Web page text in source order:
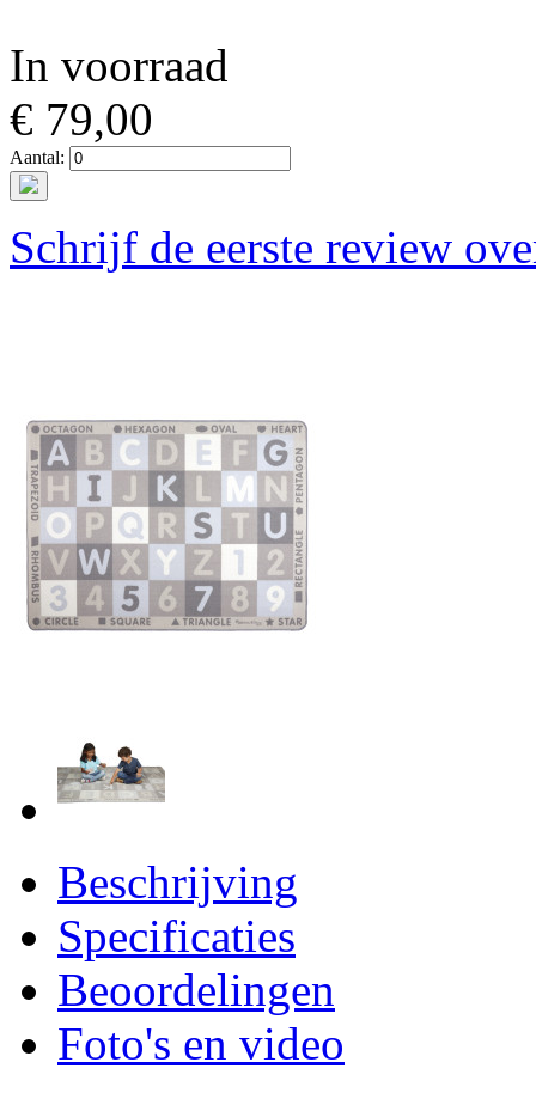
In voorraad
€ 79,00
Aantal:
Schrijf de eerste review
Beschrijving
Specificaties
Beoordelingen
Foto's en video